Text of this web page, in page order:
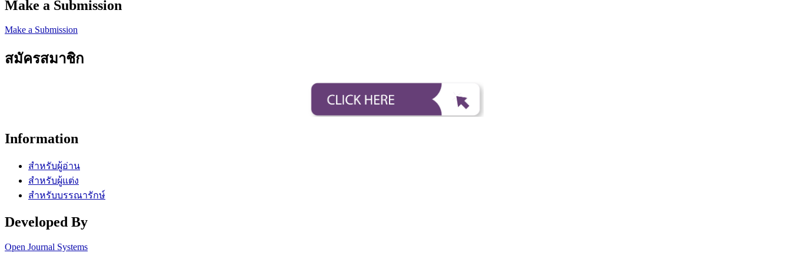
Make a Submission
Make a Submission
สมัครสมาชิก
Information
สำหรับผู้อ่าน
สำหรับผู้แต่ง
สำหรับบรรณารักษ์
Developed By
Open Journal Systems